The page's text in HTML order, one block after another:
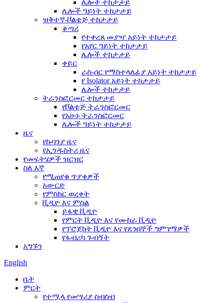
ሌሎች ተከታታይ
ሌሎች ዓይነት ተከታታይ
ዝቅተኛ-ቮልቴጅ ተከታታይ
ቆጣሪ
የተቀረጸ መያዣ አይነት ተከታታይ
የአየር ዓይነት ተከታታይ
ሌሎች ተከታታይ
ቀይር
ራስ-ሰር የማስተላለፊያ አይነት ተከታታይ
የ Isolator አይነት ተከታታይ
ሌሎች ተከታታይ
ትራንስፎርመር ተከታታይ
የቮልቴጅ ትራንስፎርመር
የአሁኑ ትራንስፎርመር
ሌሎች ዓይነት ተከታታይ
ዜና
የኩባንያ ዜና
የኢንዱስትሪ ዜና
የመፍትሄዎች ዝርዝር
ስለ እኛ
የሚጠየቁ ጥያቄዎች
አውርድ
የምስክር ወረቀት
ቪዲዮ እና ምስል
ይፋዊ ቪዲዮ
የምርት ቪዲዮ እና የሙከራ ቪዲዮ
የፕሮጀክት ቪዲዮ እና የደንበኞች ግምገማዎች
የፋብሪካ ጉብኝት
አግኙን
English
ቤት
ምርት
የተሟላ የመሣሪያ ስብስብ